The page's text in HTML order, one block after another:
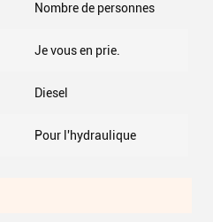
Nombre de personnes
Je vous en prie.
Diesel
Pour l'hydraulique